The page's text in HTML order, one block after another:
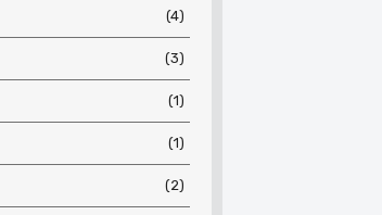
(4)
(3)
(1)
(1)
(2)